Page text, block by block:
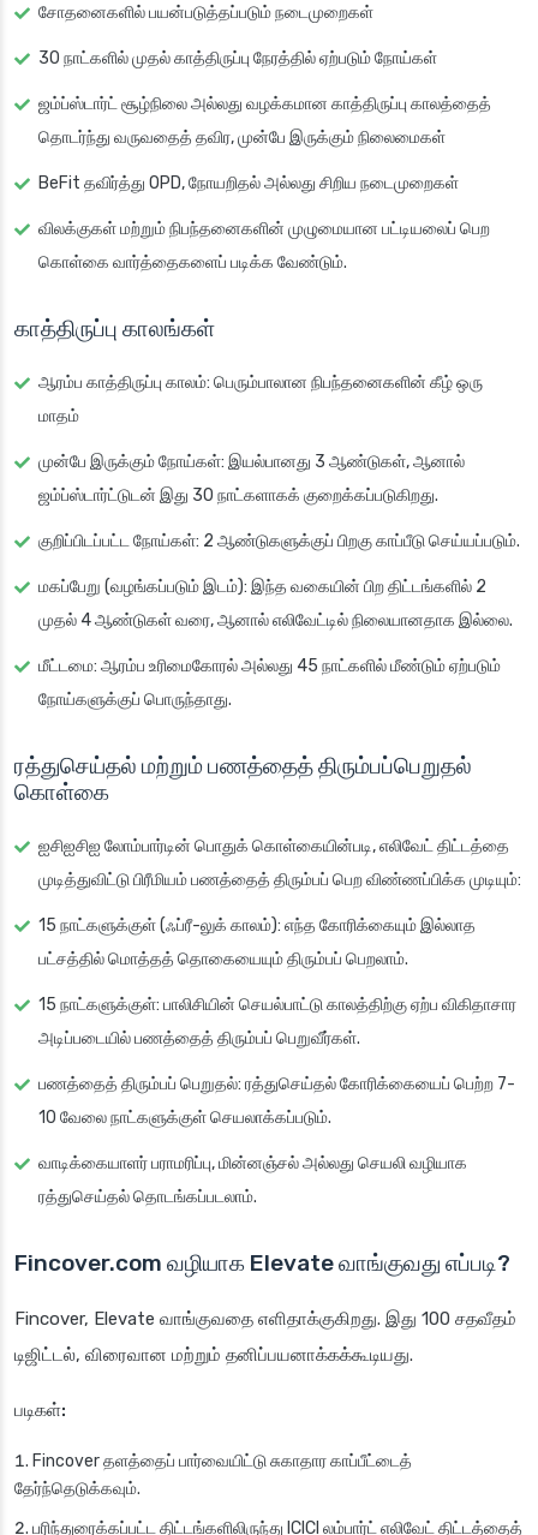
சோதனைகளில் பயன்படுத்தப்படும் நடைமுறைகள்
30 நாட்களில் முதல் காத்திருப்பு நேரத்தில் ஏற்படும் நோய்கள்
ஜம்ப்ஸ்டார்ட் சூழ்நிலை அல்லது வழக்கமான காத்திருப்பு காலத்தைத்
தொடர்ந்து வருவதைத் தவிர, முன்பே இருக்கும் நிலைமைகள்
BeFit தவிர்த்து OPD, நோயறிதல் அல்லது சிறிய நடைமுறைகள்
விலக்குகள் மற்றும் நிபந்தனைகளின் முழுமையான பட்டியலைப் பெற
கொள்கை வார்த்தைகளைப் படிக்க வேண்டும்.
காத்திருப்பு காலங்கள்
ஆரம்ப காத்திருப்பு காலம்: பெரும்பாலான நிபந்தனைகளின் கீழ் ஒரு
மாதம்
முன்பே இருக்கும் நோய்கள்: இயல்பானது 3 ஆண்டுகள், ஆனால்
ஜம்ப்ஸ்டார்ட்டுடன் இது 30 நாட்களாகக் குறைக்கப்படுகிறது.
குறிப்பிடப்பட்ட நோய்கள்: 2 ஆண்டுகளுக்குப் பிறகு காப்பீடு செய்யப்படும்.
மகப்பேறு (வழங்கப்படும் இடம்): இந்த வகையின் பிற திட்டங்களில் 2
முதல் 4 ஆண்டுகள் வரை, ஆனால் எலிவேட்டில் நிலையானதாக இல்லை.
மீட்டமை: ஆரம்ப உரிமைகோரல் அல்லது 45 நாட்களில் மீண்டும் ஏற்படும்
நோய்களுக்குப் பொருந்தாது.
ரத்துசெய்தல் மற்றும் பணத்தைத் திரும்பப்பெறுதல்
கொள்கை
ஐசிஐசிஐ லோம்பார்டின் பொதுக் கொள்கையின்படி, எலிவேட் திட்டத்தை
முடித்துவிட்டு பிரீமியம் பணத்தைத் திரும்பப் பெற விண்ணப்பிக்க முடியும்:
15 நாட்களுக்குள் (ஃப்ரீ-லுக் காலம்): எந்த கோரிக்கையும் இல்லாத
பட்சத்தில் மொத்தத் தொகையையும் திரும்பப் பெறலாம்.
15 நாட்களுக்குள்: பாலிசியின் செயல்பாட்டு காலத்திற்கு ஏற்ப விகிதாசார
அடிப்படையில் பணத்தைத் திரும்பப் பெறுவீர்கள்.
பணத்தைத் திரும்பப் பெறுதல்: ரத்துசெய்தல் கோரிக்கையைப் பெற்ற 7-
10 வேலை நாட்களுக்குள் செயலாக்கப்படும்.
வாடிக்கையாளர் பராமரிப்பு, மின்னஞ்சல் அல்லது செயலி வழியாக
ரத்துசெய்தல் தொடங்கப்படலாம்.
Fincover.com வழியாக Elevate வாங்குவது எப்படி?
Fincover, Elevate வாங்குவதை எளிதாக்குகிறது. இது 100 சதவீதம்
டிஜிட்டல், விரைவான மற்றும் தனிப்பயனாக்கக்கூடியது.
படிகள்:
Fincover தளத்தைப் பார்வையிட்டு சுகாதார காப்பீட்டைத்
தேர்ந்தெடுக்கவும்.
பரிந்துரைக்கப்பட்ட திட்டங்களிலிருந்து ICICI லம்பார்ட் எலிவேட் திட்டத்தைத்